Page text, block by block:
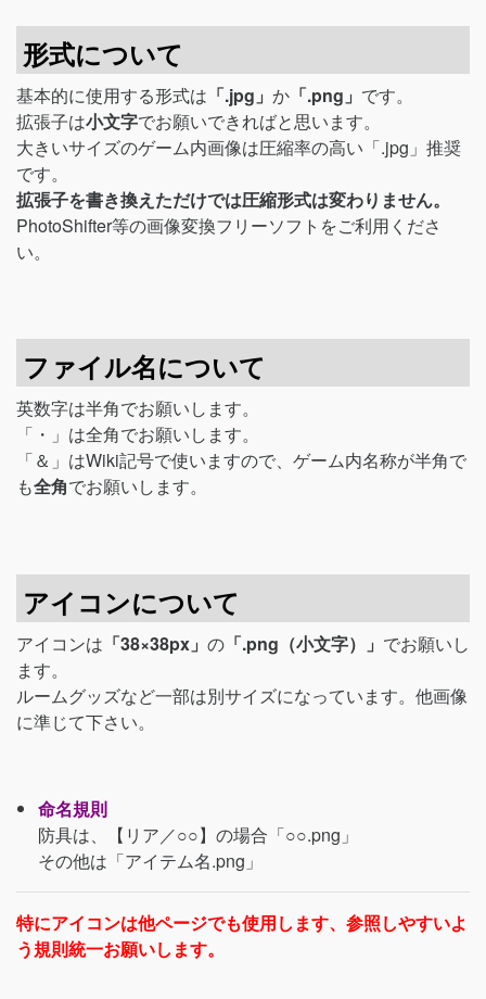
形式について
基本的に使用する形式は 「.jpg」 か 「.png」 です。
拡張子は小文字でお願いできればと思います。
大きいサイズのゲーム内画像は圧縮率の高い「.jpg」推奨
です。
拡張子を書き換えただけでは圧縮形式は変わりません。
PhotoShifter等の画像変換フリーソフトをご利用くださ
い。
ファイル名について
英数字は半角でお願いします。
「・」は全角でお願いします。
「＆」はWiki記号で使いますので、ゲーム内名称が半角で
も全角でお願いします。
アイコンについて
アイコンは 「38×38px」 の 「.png（小文字）」 でお願いし
ます。
ルームグッズなど一部は別サイズになっています。他画像
に準じて下さい。
命名規則
防具は、【リア／○○】の場合「○○.png」
その他は「アイテム名.png」
特にアイコンは他ページでも使用します、参照しやすいよ
う規則統一お願いします。